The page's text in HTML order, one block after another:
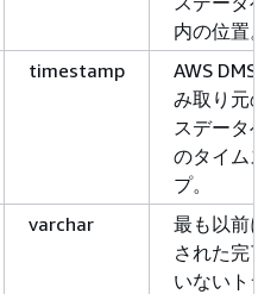
内の位置。
timestamp
AWS DMS
み取り元の
スデータベ
のタイムス
プ。
varchar
最も以前に
された完了
いないトラ